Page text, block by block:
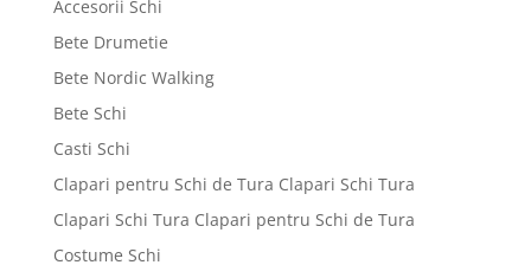
Accesorii Schi
Bete Drumetie
Bete Nordic Walking
Bete Schi
Casti Schi
Clapari pentru Schi de Tura Clapari Schi Tura
Clapari Schi Tura Clapari pentru Schi de Tura
Costume Schi